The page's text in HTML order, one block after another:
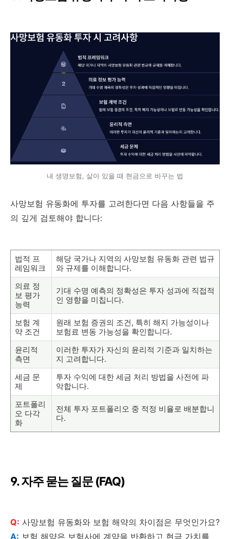
내 생명보험, 살아 있을 때 현금으로 바꾸는 법
사망보험 유동화에 투자를 고려한다면 다음 사항들을 주
의 깊게 검토해야 합니다:
법적 프
레임워크
해당 국가나 지역의 사망보험 유동화 관련 법규
와 규제를 이해합니다.
의료 정
보 평가
능력
기대 수명 예측의 정확성은 투자 성과에 직접적
인 영향을 미칩니다.
보험 계
약 조건
원래 보험 증권의 조건, 특히 해지 가능성이나
보험료 변동 가능성을 확인합니다.
윤리적
측면
이러한 투자가 자신의 윤리적 기준과 일치하는
지 고려합니다.
세금 문
제
투자 수익에 대한 세금 처리 방법을 사전에 파
악합니다.
포트폴리
오 다각
화
전체 투자 포트폴리오 중 적정 비율로 배분합니
다.
9. 자주 묻는 질문 (FAQ)
Q: 사망보험 유동화와 보험 해약의 차이점은 무엇인가요?
A: 보험 해약은 보험사에 계약을 반환하고 현금 가치를